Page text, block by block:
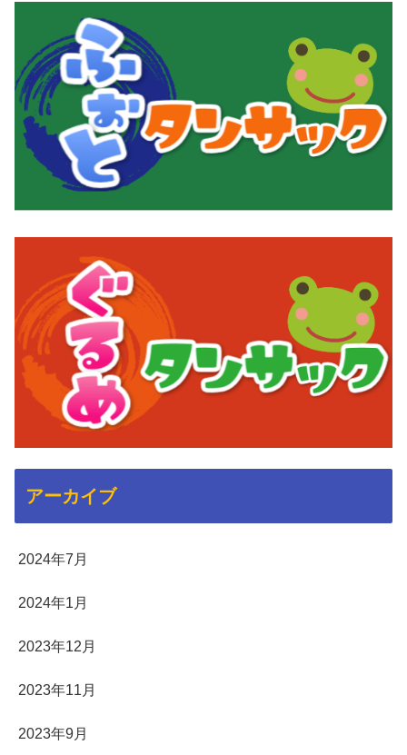
アーカイブ
2024年7月
2024年1月
2023年12月
2023年11月
2023年9月